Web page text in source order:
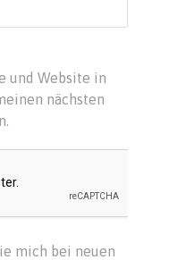
und Website in
nächsten
mich bei neuen